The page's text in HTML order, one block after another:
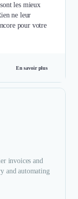
les mieux
ne leur
pour votre
En savoir plus
invoices and
and automating